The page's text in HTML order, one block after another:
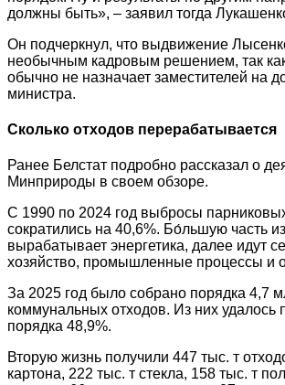
должны быть», – заявил тогда
Он подчеркнул, что выдвижение
необычным кадровым решением, так
обычно не назначает заместителей на
министра.
Сколько отходов перерабатывается
Ранее Белстат подробно рассказал о
Минприроды в своем обзоре.
С 1990 по 2024 год выбросы
сократились на 40,6%. Бо́льшую часть
вырабатывает энергетика, далее идут
хозяйство, промышленные процессы и
За 2025 год было собрано порядка 4,7
коммунальных отходов. Из них удалось
порядка 48,9%.
Вторую жизнь получили 447 тыс. т
картона, 222 тыс. т стекла, 158 тыс. т